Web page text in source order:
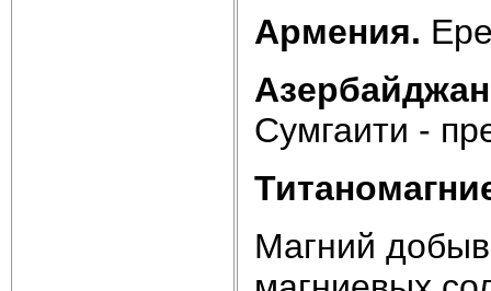
Армения.
Сумгаити -
Магний